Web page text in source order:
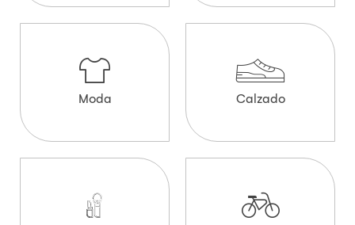
Moda Calzado